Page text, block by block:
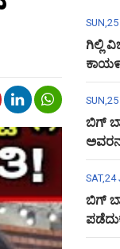
ಗಿಲ್ಲಿ
ಬಿಗ್
ಬಿಗ್